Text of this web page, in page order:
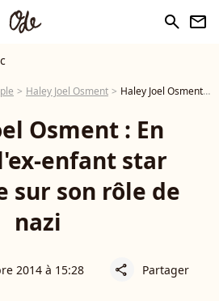
search newsletter
Haley Joel Osment Haley Joel Osment : En couple, l'ex-enfant star s'explique sur son rôle de nazi
Osment : En
enfant star
sur son rôle de
nazi
2014 à 15:28 share Partager